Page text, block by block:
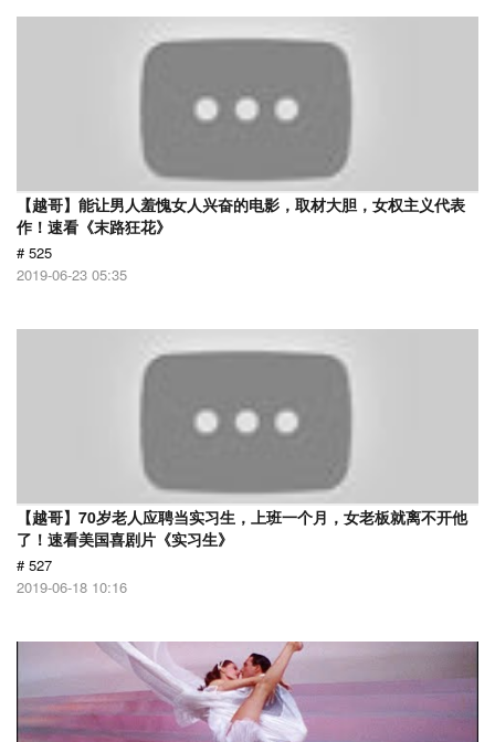
【越哥】能让男人羞愧女人兴奋的电影，取材大胆，女权主义代表
作！速看《末路狂花》
# 525
2019-06-23 05:35
【越哥】70岁老人应聘当实习生，上班一个月，女老板就离不开他
了！速看美国喜剧片《实习生》
# 527
2019-06-18 10:16